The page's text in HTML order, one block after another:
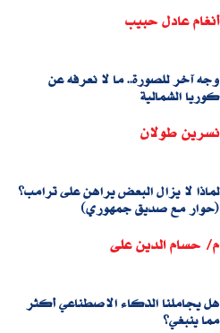
أنغام عادل حبيب
وجه آخر للصورة.. ما لا نعرفه عن
كوريا الشمالية
نسرين طولان
لماذا لا يزال البعض يراهن على ترامب؟
(حوار مع صديق جمهوري)
م/ حسام الدين على
هل يجاملنا الذكاء الاصطناعي أكثر
مما ينبغي؟